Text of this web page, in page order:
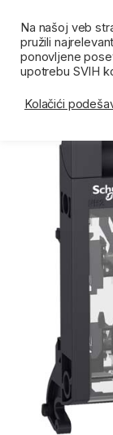
Početna
Na našoj veb
pružili
ponovljene
upotrebu SVIH
Kolačići